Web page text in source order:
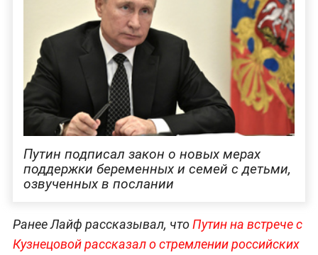
Путин подписал закон о новых мерах
поддержки беременных и семей с детьми,
озвученных в послании
Ранее Лайф рассказывал, чтоПутин на встрече с
Кузнецовой рассказал о стремлении российских